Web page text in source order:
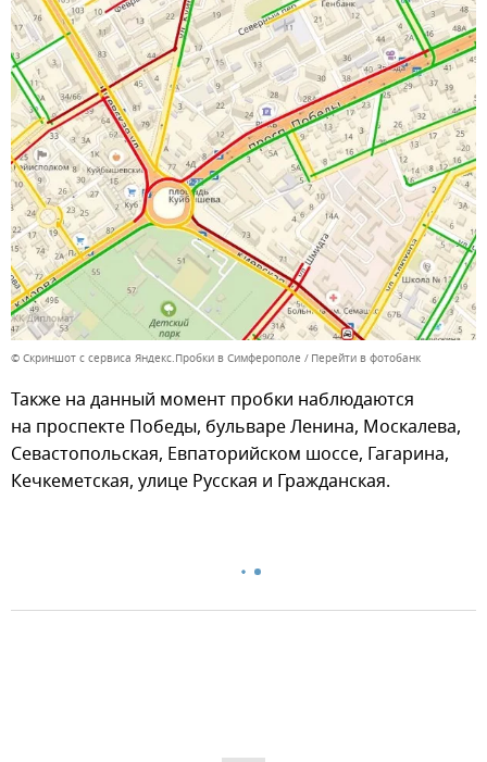
© Скриншот с сервиса Яндекс.Пробки в Симферополе Перейти в фотобанк
Также на данный момент пробки наблюдаются
на проспекте Победы, бульваре Ленина, Москалева,
Севастопольская, Евпаторийском шоссе, Гагарина,
Кечкеметская, улице Русская и Гражданская.